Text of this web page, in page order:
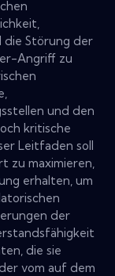
die Störung der
Angriff zu
und den
kritische
Leitfaden soll
zu maximieren,
erhalten, um
der
die sie
vom auf dem